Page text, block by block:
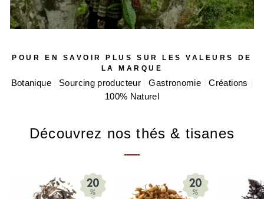
conservation des terroirs, et de la distribution équitable des
produits.
POUR EN SAVOIR PLUS SUR LES VALEURS DE
LA MARQUE
Botanique Sourcing producteur Gastronomie
Créations
100% Naturel
Découvrez nos thés & tisanes